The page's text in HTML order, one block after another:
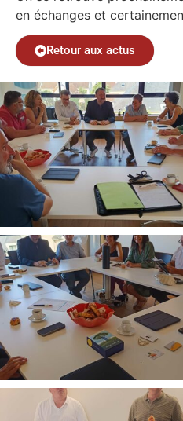
en échanges et
Retour aux actus